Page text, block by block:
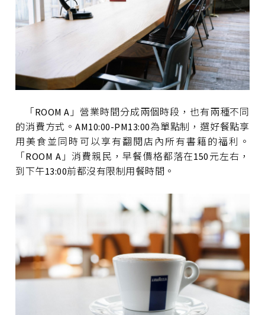
「ROOM A」營業時間分成兩個時段，也有兩種不同
的消費方式。AM10:00-PM13:00為單點制，選好餐點享
用美食並同時可以享有翻閱店內所有書籍的福利。
「ROOM A」消費親民，早餐價格都落在150元左右，
到下午13:00前都沒有限制用餐時間。